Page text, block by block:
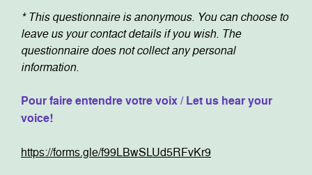
* This questionnaire is anonymous. You can choose to
leave us your contact details if you wish. The
questionnaire does not collect any personal
information.
Pour faire entendre votre voix / Let us hear your
voice!
https://forms.gle/f99LBwSLUd5RFvKr9